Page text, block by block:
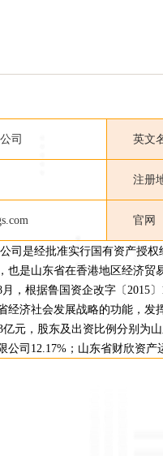
司 英文
注册
官网
司是经批准实行国有资产授
也是山东省在香港地区经济贸
，根据鲁国资企改字〔2015
经济社会发展战略的功能，发
元，股东及出资比例分别为
公司12.17%；山东省财欣资产